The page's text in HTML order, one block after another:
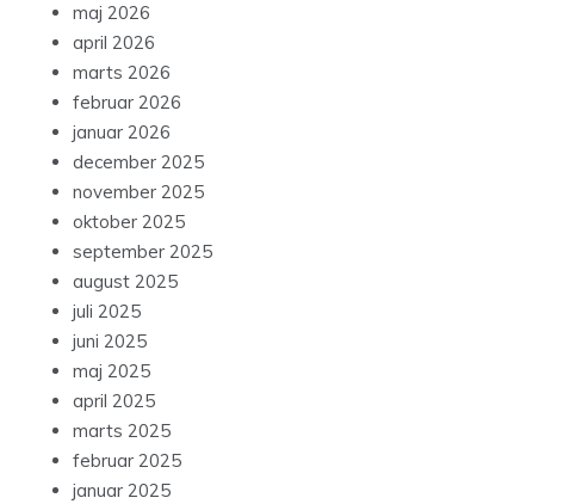
maj 2026
april 2026
marts 2026
februar 2026
januar 2026
december 2025
november 2025
oktober 2025
september 2025
august 2025
juli 2025
juni 2025
maj 2025
april 2025
marts 2025
februar 2025
januar 2025